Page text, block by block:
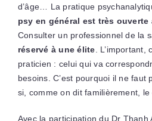
d’âge… La pratique
psy en général est très ouverte
Consulter un professionnel de la
réservé à une élite. L’important,
praticien : celui qui va
besoins. C’est pourquoi il ne faut
si, comme on dit familièrement,
Avec la participation du Dr Thanh